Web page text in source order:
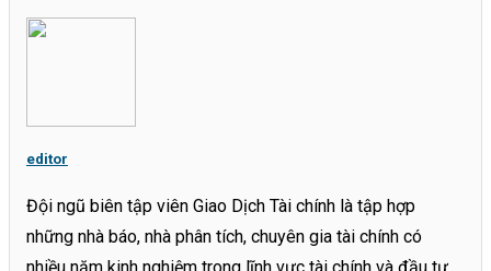
editor
Đội ngũ biên tập viên Giao Dịch Tài chính là tập hợp
những nhà báo, nhà phân tích, chuyên gia tài chính có